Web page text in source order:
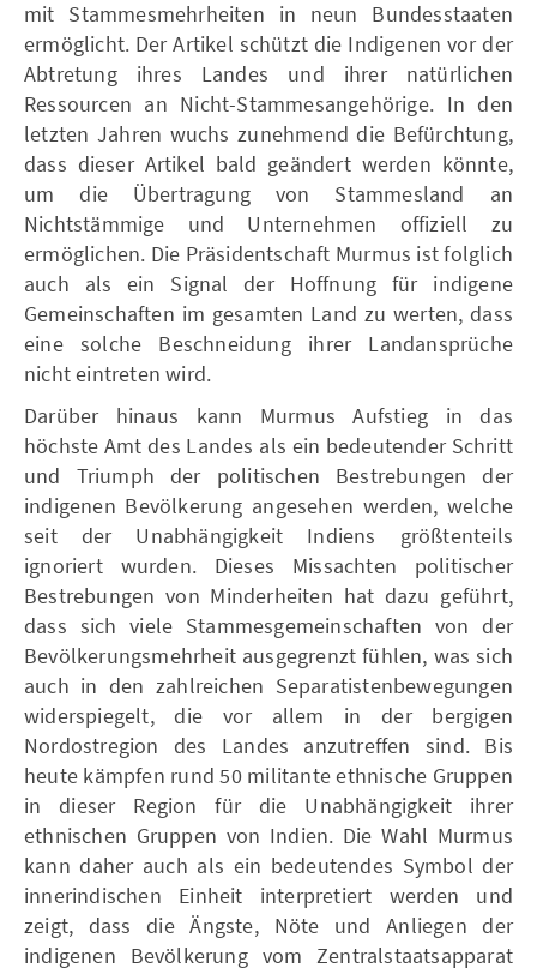
mit Stammesmehrheiten in neun Bundesstaaten
ermöglicht. Der Artikel schützt die Indigenen vor der
Abtretung ihres Landes und ihrer natürlichen
Ressourcen an Nicht-Stammesangehörige. In den
letzten Jahren wuchs zunehmend die Befürchtung,
dass dieser Artikel bald geändert werden könnte,
um die Übertragung von Stammesland an
Nichtstämmige und Unternehmen offiziell zu
ermöglichen. Die Präsidentschaft Murmus ist folglich
auch als ein Signal der Hoffnung für indigene
Gemeinschaften im gesamten Land zu werten, dass
eine solche Beschneidung ihrer Landansprüche
nicht eintreten wird.
Darüber hinaus kann Murmus Aufstieg in das
höchste Amt des Landes als ein bedeutender Schritt
und Triumph der politischen Bestrebungen der
indigenen Bevölkerung angesehen werden, welche
seit der Unabhängigkeit Indiens größtenteils
ignoriert wurden. Dieses Missachten politischer
Bestrebungen von Minderheiten hat dazu geführt,
dass sich viele Stammesgemeinschaften von der
Bevölkerungsmehrheit ausgegrenzt fühlen, was sich
auch in den zahlreichen Separatistenbewegungen
widerspiegelt, die vor allem in der bergigen
Nordostregion des Landes anzutreffen sind. Bis
heute kämpfen rund 50 militante ethnische Gruppen
in dieser Region für die Unabhängigkeit ihrer
ethnischen Gruppen von Indien. Die Wahl Murmus
kann daher auch als ein bedeutendes Symbol der
innerindischen Einheit interpretiert werden und
zeigt, dass die Ängste, Nöte und Anliegen der
indigenen Bevölkerung vom Zentralstaatsapparat